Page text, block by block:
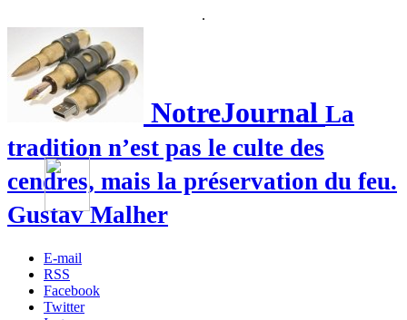
.
NotreJournal La
tradition n’est pas le culte des
cendres, mais la préservation du feu.
Gustav Malher
E-mail
RSS
Facebook
Twitter